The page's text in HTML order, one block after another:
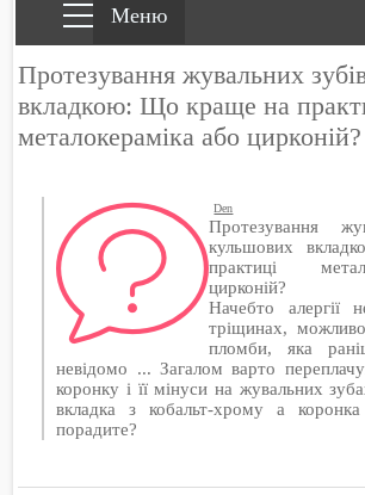
Протезування жувальних
вкладкою: Що краще на
металокераміка або цирконій?
Den
Протезування
кульшових
практиці
цирконій?
Начебто алергії
тріщинах,
пломби, яка
невідомо ... Загалом варто
коронку і її мінуси на жувальних
вкладка з кобальт-хрому а
порадите?